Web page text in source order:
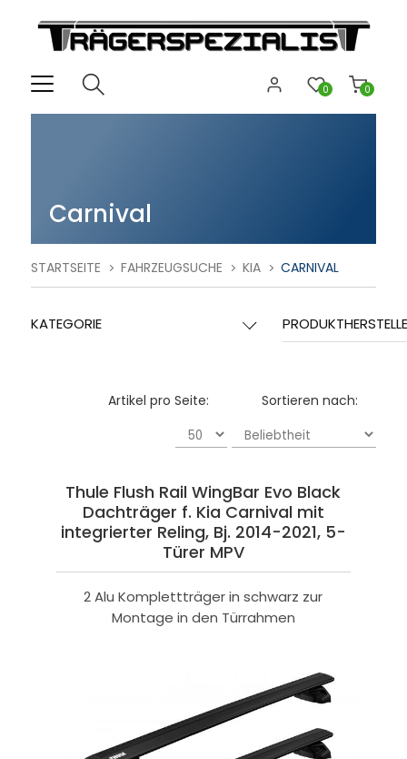
0
0
Carnival
STARTSEITE FAHRZEUGSUCHE KIA CARNIVAL
KATEGORIE
Sortieren nach:
Artikel pro Seite:
Thule Flush Rail WingBar Evo Black
Dachträger f. Kia Carnival mit
integrierter Reling, Bj. 2014-2021, 5-
Türer MPV
2 Alu Komplettträger in schwarz zur
Montage in den Türrahmen